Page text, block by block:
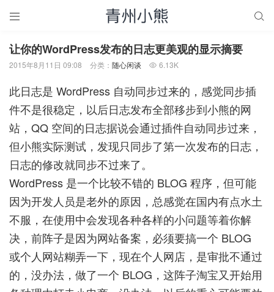
 
让你的WordPress发布的日志更美观的显示摘要
2015年8月11日 09:08 分类： 随心闲谈  6.13K
此日志是 WordPress 自动同步过来的，感觉同步插
件不是很稳定，以后日志发布全部移步到小熊的网
站，QQ 空间的日志据说会通过插件自动同步过来，
但小熊实际测试，发现只同步了第一次发布的日志，
日志的修改就同步不过来了。
WordPress 是一个比较不错的 BLOG 程序，但可能
因为开发人员是老外的原因，总感觉在国内有点水土
不服，在使用中会发现各种各样的小问题等着你解
决，前阵子是因为网站备案，必须要搞一个 BLOG
或个人网站糊弄一下，现在个人网店，是审批不通过
的，没办法，做了一个 BLOG，这阵子淘宝又开始用